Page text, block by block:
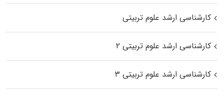
کارشناسی ارشد علوم تربیتی
کارشناسی ارشد علوم تربیتی ۲
کارشناسی ارشد علوم تربیتی ۳